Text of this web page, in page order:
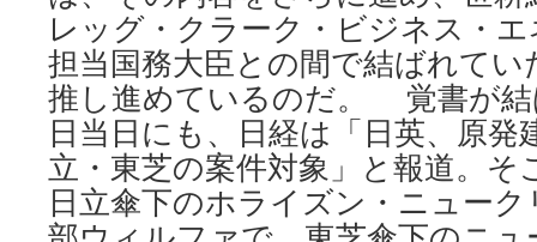
レッグ・クラーク・ビジネス・
担当国務大臣との間で結ばれてい
推し進めているのだ。 覚書が結
日当日にも、日経は「日英、原
立・東芝の案件対象」と報道。そ
日立傘下のホライズン・ニュー